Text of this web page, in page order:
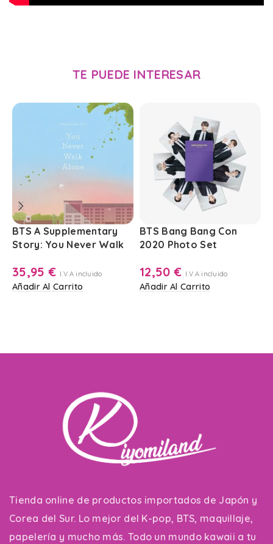
TE PUEDE INTERESAR
BTS A Supplementary
Story: You Never Walk
Volume 1
35,95€ I.V.A incluido
Añadir Al Carrito
BTS Bang Bang Con
2020 Photo Set
12,50€ I.V.A incluido
Añadir Al Carrito
Tienda online de productos importados de Japón y
Corea del Sur. Lo mejor del K-pop, BTS, maquillaje,
papelería y mucho más. Todo un mundo kawaii a tu